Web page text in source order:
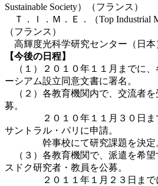
Sustainable Society）（フランス）
Ｔ．Ｉ．Ｍ．Ｅ．（Top Industrial
（フランス）
高輝度光科学研究センター（日本
【今後の日程】
（１）２０１０年１１月までに、
ーシアム設立同意文書に署名。
（２）各教育機関内で、交流者を
募。
２０１０年１１月３０日まで
サントラル・パリに申請。
幹事校にて研究課題を決定
（３）各教育機関で、派遣を希望
スドク研究者・教員を公募。
２０１１年１月２３日までに